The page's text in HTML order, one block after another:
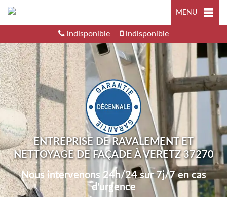
MENU
indisponible indisponible
ENTREPRISE DE RAVALEMENT ET
NETTOYAGE DE FAÇADE À VERETZ 37270
Nous intervenons 24h/24 sur 7j/7 en cas
d'urgence